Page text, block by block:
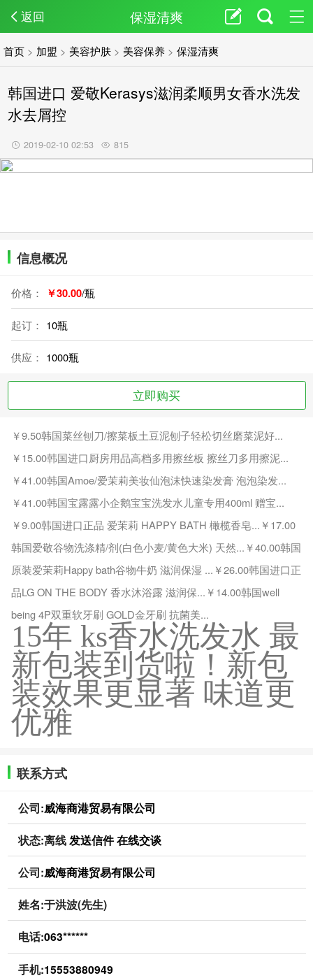
返回 保湿清爽
首页 > 加盟 > 美容护肤 > 美容保养 >保湿清爽
韩国进口 爱敬Kerasys滋润柔顺男女香水洗发
水去屑控
2019-02-10 02:53 815
信息概况
价格： ￥30.00/瓶
起订： 10瓶
供应： 1000瓶
立即购买
￥9.50韩国菜丝刨刀/擦菜板土豆泥刨子轻松切丝磨菜泥好...
￥15.00韩国进口厨房用品高档多用擦丝板 擦丝刀多用擦泥...
￥41.00韩国Amoe/爱茉莉美妆仙泡沫快速染发膏 泡泡染发...
￥41.00韩国宝露露小企鹅宝宝洗发水儿童专用400ml 赠宝...
￥9.00韩国进口正品 爱茉莉 HAPPY BATH 橄榄香皂... ￥17.00
韩国爱敬谷物洗涤精/剂(白色小麦/黄色大米) 天然... ￥40.00韩国
原装爱茉莉Happy bath谷物牛奶 滋润保湿 ... ￥26.00韩国进口正
品LG ON THE BODY 香水沐浴露 滋润保... ￥14.00韩国well
being 4P双重软牙刷 GOLD金牙刷 抗菌美...
15年 ks香水洗发水 最
新包装到货啦！ 新包
装效果更显著 味道更
优雅
联系方式
公司:威海商港贸易有限公司
状态:离线发送信件在线交谈
公司:威海商港贸易有限公司
姓名:于洪波(先生)
电话:063******
手机:15553880949